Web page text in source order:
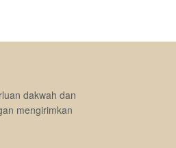
dakwah dan
mengirimkan